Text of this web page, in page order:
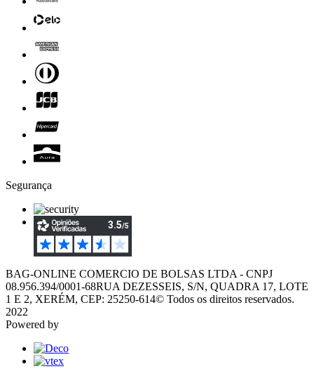
Segurança
BAG-ONLINE COMERCIO DE BOLSAS LTDA - CNPJ
08.956.394/0001-68RUA DEZESSEIS, S/N, QUADRA 17, LOTE
1 E 2, XERÉM, CEP: 25250-614© Todos os direitos reservados.
2022
Powered by